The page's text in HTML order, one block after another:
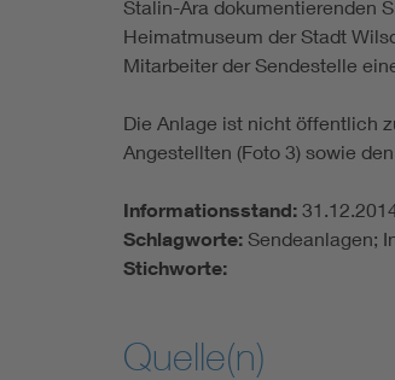
Stalin-Ära dokumentierenden
Heimatmuseum der Stadt
Mitarbeiter der Sendestelle
Die Anlage ist nicht öffentlich
Angestellten (Foto 3) sowie
Informationsstand:
Schlagworte: Sendeanlagen;
Stichworte:
Quelle(n)